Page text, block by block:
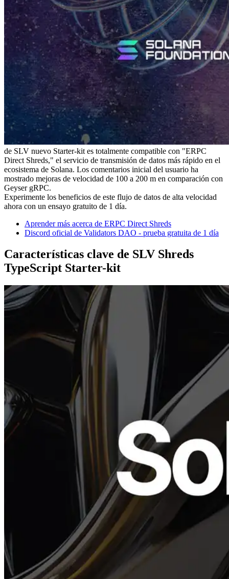
de SLV nuevo Starter-kit es totalmente compatible con "ERPC
Direct Shreds," el servicio de transmisión de datos más rápido en el
ecosistema de Solana. Los comentarios inicial del usuario ha
mostrado mejoras de velocidad de 100 a 200 m en comparación con
Geyser gRPC.
Experimente los beneficios de este flujo de datos de alta velocidad
ahora con un ensayo gratuito de 1 día.
Aprender más acerca de ERPC Direct Shreds
Discord oficial de Validators DAO - prueba gratuita de 1 día
Características clave de SLV Shreds
TypeScript Starter-kit